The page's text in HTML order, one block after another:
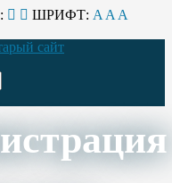
ШРИФТ: A A A
сайт